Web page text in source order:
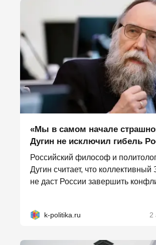
«Мы в самом начале
Дугин не исключил гибель
Российский философ и
Дугин считает, что коллективный
не даст России завершить
k-politika.ru 2